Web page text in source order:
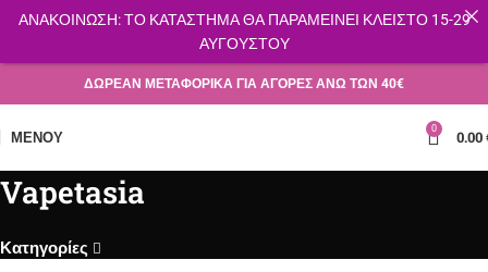
ΔΩΡΕΑΝ ΜΕΤΑΦΟΡΙΚΑ ΓΙΑ ΑΓΟΡΕΣ ΑΝΩ ΤΩΝ 40€
ΜΕΝΟΎ 0 0.00
Vapetasia
Κατηγορίες
ΑΝΑΚΟΙΝΩΣΗ: ΤΟ ΚΑΤΑΣΤΗΜΑ ΘΑ ΠΑΡΑΜΕΙΝΕΙ ΚΛΕΙΣΤΟ 15-29
ΑΥΓΟΥΣΤΟΥ